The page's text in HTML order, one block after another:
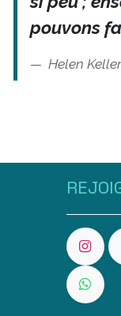
pouvons
Helen Keller